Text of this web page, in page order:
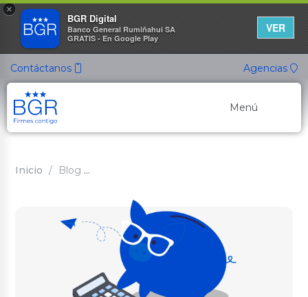
×
BGR Digital
Banco General Rumiñahui SA
GRATIS - En Google Play
VER
Contáctanos Agencias
Menú
Banca Empresarial
Canales de Atención
Cuentas Ahorro
Nuevo
Cuenta de Ahorros
Cuenta Ahorro Listo
Inicio Blog